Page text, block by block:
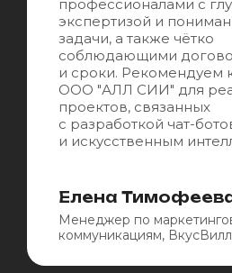
профессионалами с
экспертизой и
задачи, а также чётко
соблюдающими
и сроки. Рекомендуем
ООО "АЛЛ СИИ" для
проектов, связанных
с разработкой чат-
и искусственным
Елена
Менеджер по
коммуникациям, ВкусВилл